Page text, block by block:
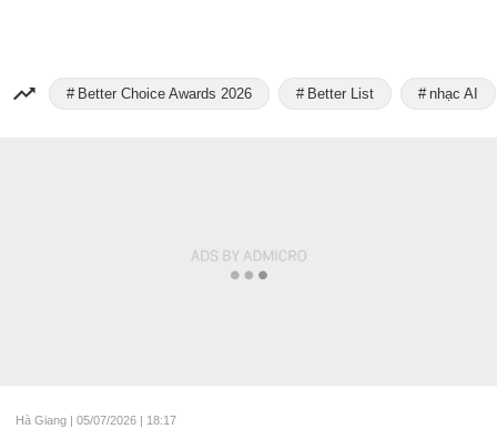
Better Choice Awards 2026 Better List nhạc AI
Hà Giang | 05/07/2026 | 18:17